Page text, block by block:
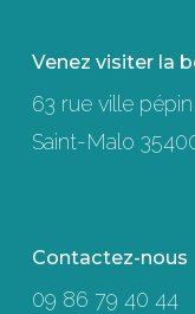
Venez visiter la
63 rue ville pépin
Saint-Malo
Contactez-nous
09 86 79 40 44